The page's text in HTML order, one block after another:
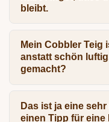
bleibt.
Mein Cobbler Teig
anstatt schön
gemacht?
Das ist ja eine
einen Tipp für